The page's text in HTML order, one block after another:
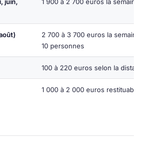
2 700 à 3 700 euros la semaine,
10 personnes
100 à 220 euros selon la
1 000 à 2 000 euros restituables